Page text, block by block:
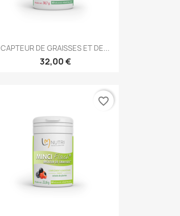
Aperçu rapide
CAPTEUR DE GRAISSES ET DE...
32,00 €
favorite_border